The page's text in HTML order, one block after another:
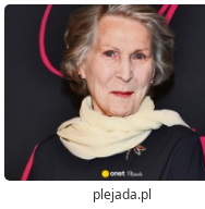
plejada.pl